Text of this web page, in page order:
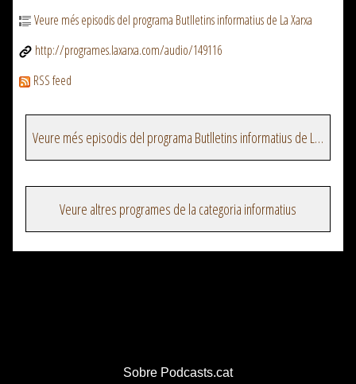
Veure més episodis del programa Butlletins informatius de La Xarxa
http://programes.laxarxa.com/audio/149116
RSS feed
Veure més episodis del programa Butlletins informatius de La Xarxa
Veure altres programes de la categoria informatius
Sobre Podcasts.cat